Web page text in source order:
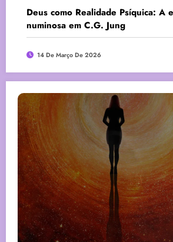
Deus como Realidade Psíquica: A
numinosa em C.G. Jung
14 De Março De 2026